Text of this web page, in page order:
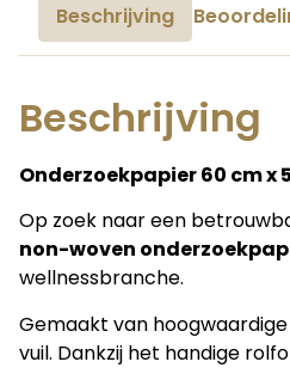
Beschrijving
Beschrijving
Onderzoekpapier 60 cm x
Op zoek naar een
non-woven
wellnessbranche.
Gemaakt van
vuil. Dankzij het handige